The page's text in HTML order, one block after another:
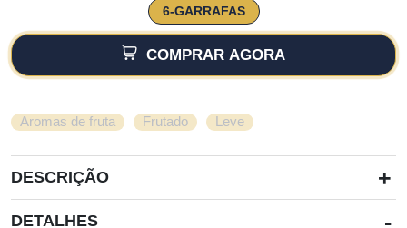
6-GARRAFAS
COMPRAR AGORA
Aromas de fruta Frutado Leve
DESCRIÇÃO +
DETALHES -